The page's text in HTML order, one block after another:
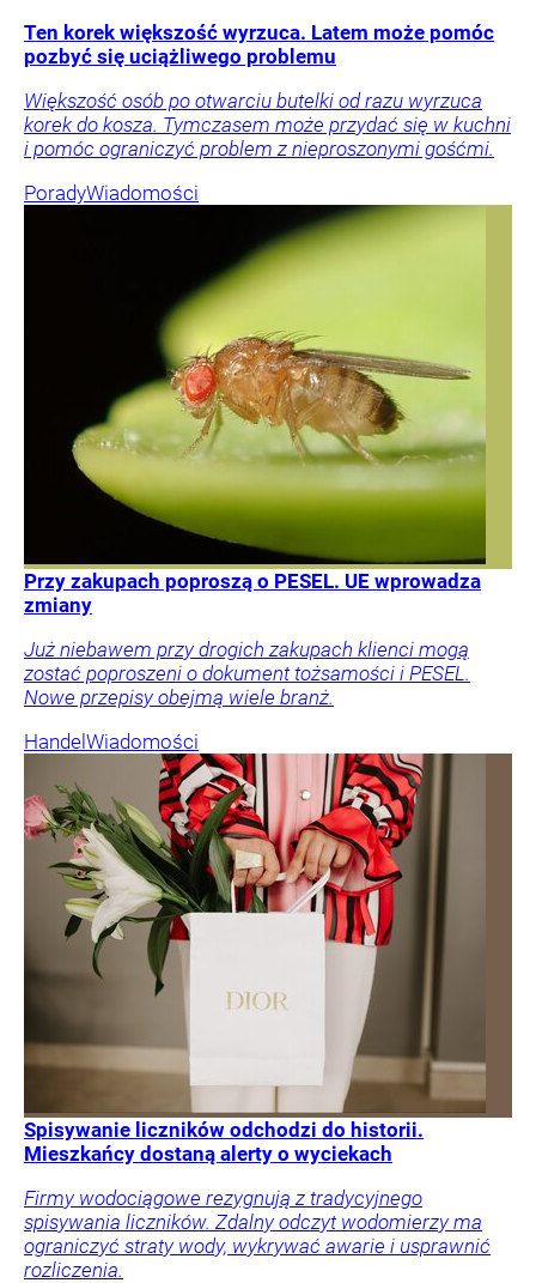
Ten korek większość wyrzuca. Latem może pomóc
pozbyć się uciążliwego problemu
Większość osób po otwarciu butelki od razu wyrzuca
korek do kosza. Tymczasem może przydać się w kuchni
i pomóc ograniczyć problem z nieproszonymi gośćmi.
PoradyWiadomości
Przy zakupach poproszą o PESEL. UE wprowadza
zmiany
Już niebawem przy drogich zakupach klienci mogą
zostać poproszeni o dokument tożsamości i PESEL.
Nowe przepisy obejmą wiele branż.
HandelWiadomości
Spisywanie liczników odchodzi do historii.
Mieszkańcy dostaną alerty o wyciekach
Firmy wodociągowe rezygnują z tradycyjnego
spisywania liczników. Zdalny odczyt wodomierzy ma
ograniczyć straty wody, wykrywać awarie i usprawnić
rozliczenia.